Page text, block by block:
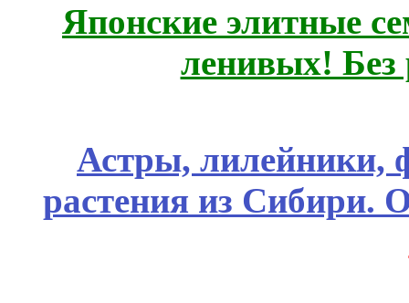
Японские элитные
ленивых!
Астры, лилейники,
растения из Сибири.